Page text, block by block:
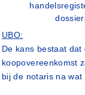
UBO:
De kans bestaat
koopovereenkomst
bij de notaris na